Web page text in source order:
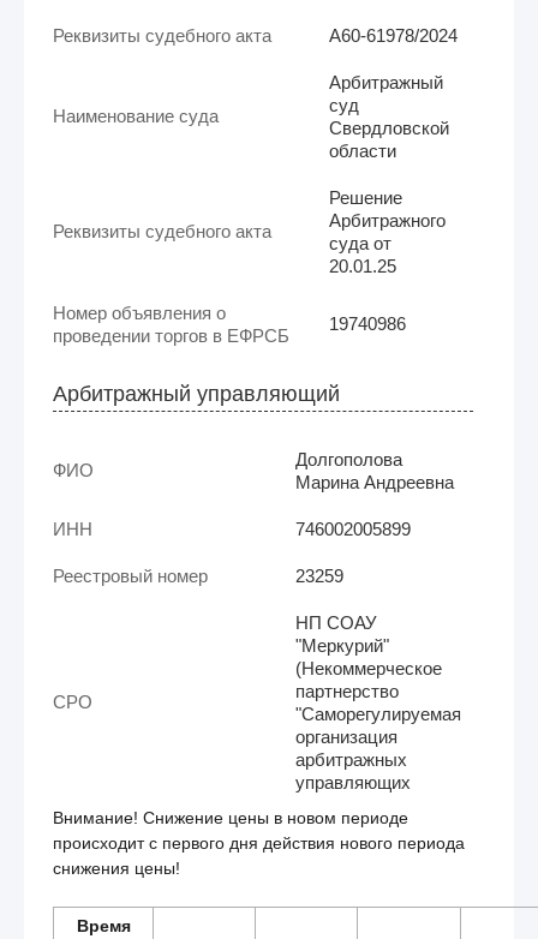
Реквизиты судебного акта А60-61978/2024
Наименование суда
Арбитражный
суд
Свердловской
области
Реквизиты судебного акта
Решение
Арбитражного
суда от
20.01.25
Номер объявления о
проведении торгов в ЕФРСБ
19740986
Арбитражный управляющий
ФИО
Долгополова
Марина Андреевна
ИНН 746002005899
Реестровый номер 23259
СРО
НП СОАУ
"Меркурий"
(Некоммерческое
партнерство
"Саморегулируемая
организация
арбитражных
управляющих
Внимание! Снижение цены в новом периоде
происходит с первого дня действия нового периода
снижения цены!
Время